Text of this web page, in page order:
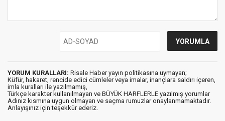
YORUM KURALLARI: Risale Haber yayın politikasına uymayan;
Küfür, hakaret, rencide edici cümleler veya imalar, inançlara saldırı içeren,
imla kuralları ile yazılmamış,
Türkçe karakter kullanılmayan ve BÜYÜK HARFLERLE yazılmış yorumlar
Adınız kısmına uygun olmayan ve saçma rumuzlar onaylanmamaktadır.
Anlayışınız için teşekkür ederiz.